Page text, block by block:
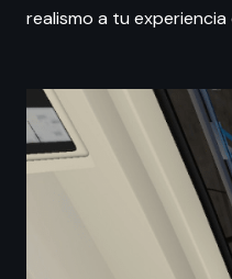
realismo a tu